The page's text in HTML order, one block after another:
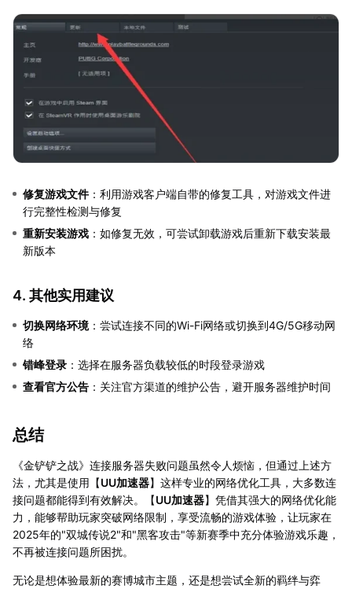
修复游戏文件：利用游戏客户端自带的修复工具，对游戏文件进
行完整性检测与修复
重新安装游戏 ：如修复无效，可尝试卸载游戏后重新下载安装最
新版本
4. 其他实用建议
切换网络环境：尝试连接不同的Wi-Fi网络或切换到4G/5G移动网
络
错峰登录 ：选择在服务器负载较低的时段登录游戏
查看官方公告 ：关注官方渠道的维护公告，避开服务器维护时间
总结
《金铲铲之战》连接服务器失败问题虽然令人烦恼，但通过上述方
法，尤其是使用【UU加速器】这样专业的网络优化工具，大多数连
接问题都能得到有效解决。【UU加速器】凭借其强大的网络优化能
力，能够帮助玩家突破网络限制，享受流畅的游戏体验，让玩家在
2025年的"双城传说2"和"黑客攻击"等新赛季中充分体验游戏乐趣，
不再被连接问题所困扰。
无论是想体验最新的赛博城市主题，还是想尝试全新的羁绊与弈